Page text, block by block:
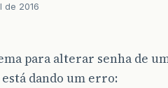
de 2016
para alterar senha de
dando um erro: